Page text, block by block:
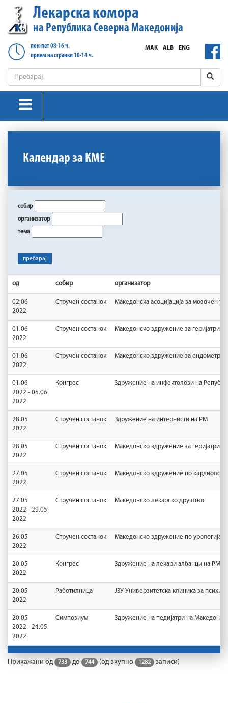
Лекарска комора
на Република Северна Македонија
пон-пет 08-16 ч.
прием на странки 10-14 ч.
ENG
ALB
МАК
Календар за КМЕ
собир
организатор
тема
пребарај
од собир организатор
02.06
2022
Стручен состанок Македонска асоцијација за мозочен
01.06
2022
Стручен состанок Македонско здружение за
01.06
2022
Стручен состанок Македонско здружение за
01.06
2022 - 05.06
2022
Конгрес Здружение на инфектолози на
28.05
2022
Стручен состанок Здружение на интернисти на РМ
28.05
2022
Стручен состанок Македонско здружение за
27.05
2022
Стручен состанок Македонско здружение по
27.05
2022 - 29.05
2022
Стручен состанок Македонско лекарско друштво
26.05
2022
Стручен состанок Македонско здружение по урологија
20.05
2022
Конгрес Здружение на лекари албанци на РМ
20.05
2022
Работилница ЈЗУ Универзитетска клиника за
20.05
2022 - 24.05
2022
Симпозиум Здружение на педијатри на Македонија
Прикажани од 733 до 744 (од вкупно 1282 записи)